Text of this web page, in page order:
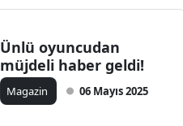
Ünlü oyuncudan
müjdeli haber geldi!
Magazin 06 Mayıs 2025